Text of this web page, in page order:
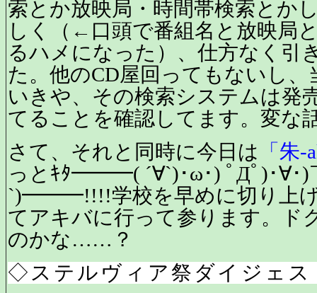
索とか放映局・時間帯検索とか
しく（←口頭で番組名と放映局
るハメになった）、仕方なく引
た。他のCD屋回ってもないし
いきや、その検索システムは発
てることを確認してます。変な
さて、それと同時に今日は 「朱-
っとｷﾀ━━━( ´∀`)･ω･) ﾟДﾟ)･∀･)
`)━━━!!!!学校を早めに切り上げ
てアキバに行って参ります。ド
のかな……？
◇ステルヴィア祭ダイジェス